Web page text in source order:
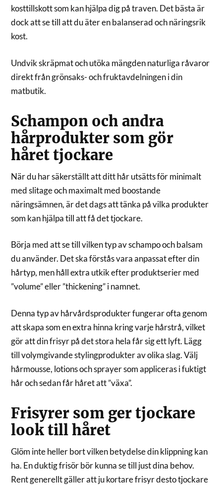
kosttillskott som kan hjälpa dig på traven. Det bästa är
dock att se till att du äter en balanserad och näringsrik
kost.
Undvik skräpmat och utöka mängden naturliga råvaror
direkt från grönsaks- och fruktavdelningen i din
matbutik.
Schampon och andra
hårprodukter som gör
håret tjockare
När du har säkerställt att ditt hår utsätts för minimalt
med slitage och maximalt med boostande
näringsämnen, är det dags att tänka på vilka produkter
som kan hjälpa till att få det tjockare.
Börja med att se till vilken typ av schampo och balsam
du använder. Det ska förstås vara anpassat efter din
hårtyp, men håll extra utkik efter produktserier med
”volume” eller ”thickening” i namnet.
Denna typ av hårvårdsprodukter fungerar ofta genom
att skapa som en extra hinna kring varje hårstrå, vilket
gör att din frisyr på det stora hela får sig ett lyft. Lägg
till volymgivande stylingprodukter av olika slag. Välj
hårmousse, lotions och sprayer som appliceras i fuktigt
hår och sedan får håret att ”växa”.
Frisyrer som ger tjockare
look till håret
Glöm inte heller bort vilken betydelse din klippning kan
ha. En duktig frisör bör kunna se till just dina behov.
Rent generellt gäller att ju kortare frisyr desto tjockare